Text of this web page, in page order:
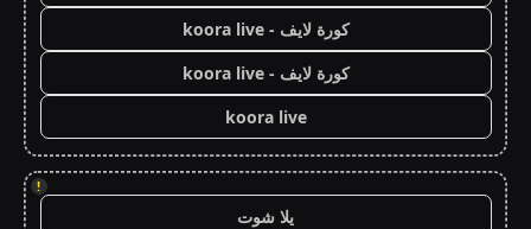
كورة لايف - koora live
كورة لايف - koora live
koora live
!
يلا شوت